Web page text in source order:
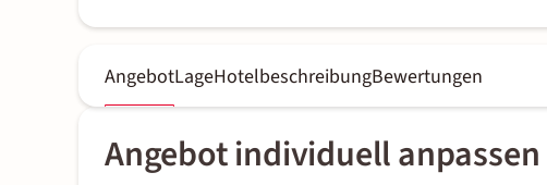
AngebotLageHotelbeschreibungBewertungen
Angebot individuell anpassen